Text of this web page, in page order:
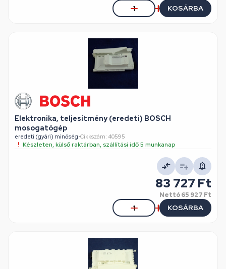
KOSÁRBA
Elektronika, teljesítmény (eredeti) BOSCH
mosogatógép
eredeti (gyári) minőség•Cikkszám: 40595
Készleten, külső raktárban, szállítási idő 5 munkanap
83 727 Ft
Nettó65 927 Ft
KOSÁRBA